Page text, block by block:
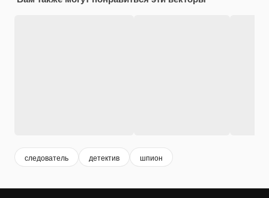
следователь детектив шпион